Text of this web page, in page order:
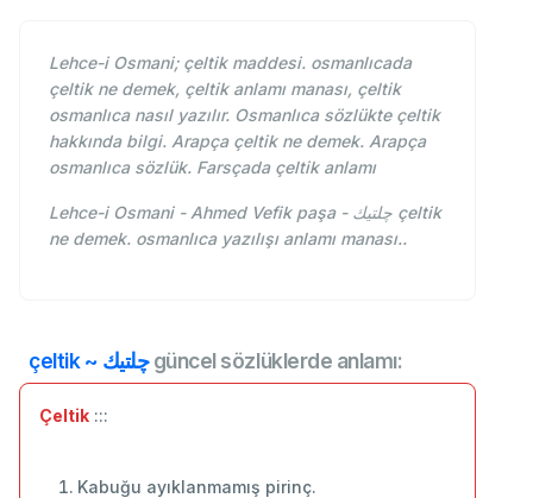
Lehce-i Osmani; çeltik maddesi. osmanlıcada
çeltik ne demek, çeltik anlamı manası, çeltik
osmanlıca nasıl yazılır. Osmanlıca sözlükte çeltik
hakkında bilgi. Arapça çeltik ne demek. Arapça
osmanlıca sözlük. Farsçada çeltik anlamı
Lehce-i Osmani - Ahmed Vefik paşa - چلتيك çeltik
ne demek. osmanlıca yazılışı anlamı manası..
çeltik ~ چلتيكgüncel sözlüklerde anlamı:
Çeltik :::
Kabuğu ayıklanmamış pirinç.